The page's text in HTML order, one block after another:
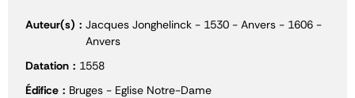
Auteur(s)
Jacques Jonghelinck - 1530 - Anvers - 1606 -
Anvers
Datation
1558
Édifice
Bruges - Eglise Notre-Dame